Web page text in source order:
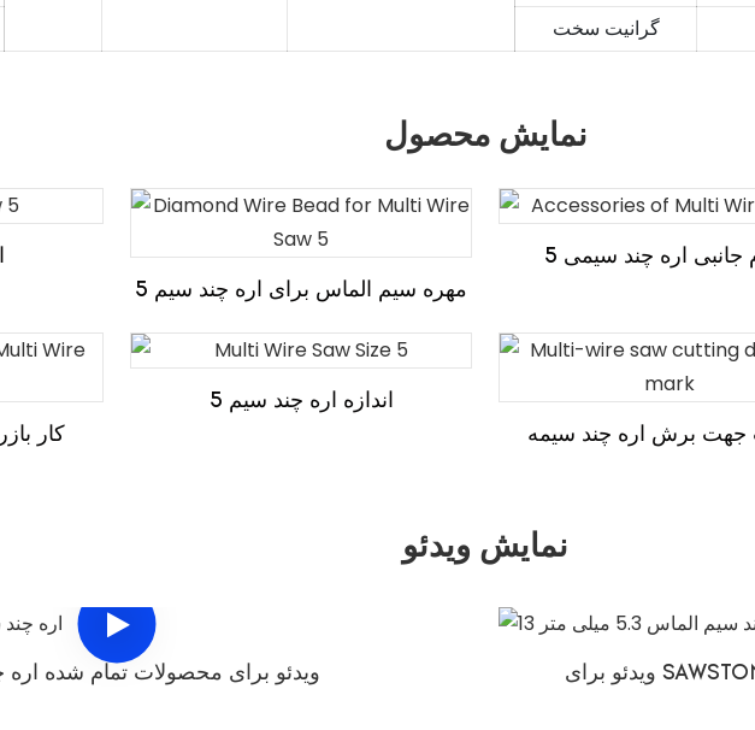
گرانیت سخت
نمایش محصول
مهره سیم الماس برای اره چند سیم 5
جانبی اره چند سیمی 5
کار
اندازه اره چند سیم 5
جهت برش اره چند سیمه
نمایش ویدئو
ویدئو برای محصولات تمام شده